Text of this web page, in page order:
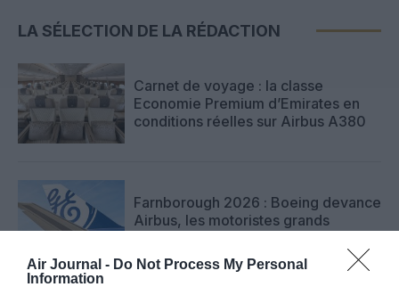
Air Journal - Do Not Process My Personal
Information
LA SÉLECTION DE LA RÉDACTION
Carnet de voyage : la classe
Economie Premium d’Emirates en
conditions réelles sur Airbus A380
Farnborough 2026 : Boeing devance
Airbus, les motoristes grands